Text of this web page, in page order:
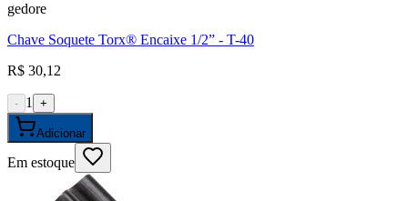
gedore
Chave Soquete Torx® Encaixe 1/2” - T-40
R$ 30,12
- 1 +
Adicionar
Em estoque